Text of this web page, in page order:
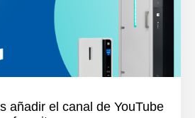
añadir el canal de YouTube